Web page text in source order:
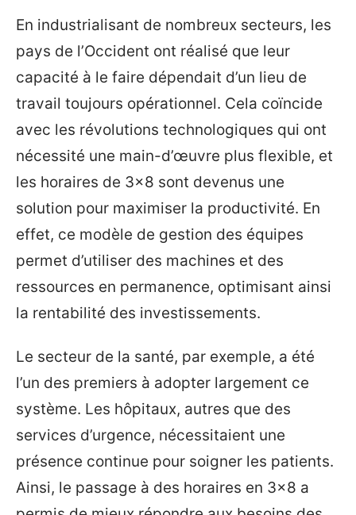
En industrialisant de nombreux secteurs, les
pays de l’Occident ont réalisé que leur
capacité à le faire dépendait d’un lieu de
travail toujours opérationnel. Cela coïncide
avec les révolutions technologiques qui ont
nécessité une main-d’œuvre plus flexible, et
les horaires de 3×8 sont devenus une
solution pour maximiser la productivité. En
effet, ce modèle de gestion des équipes
permet d’utiliser des machines et des
ressources en permanence, optimisant ainsi
la rentabilité des investissements.
Le secteur de la santé, par exemple, a été
l’un des premiers à adopter largement ce
système. Les hôpitaux, autres que des
services d’urgence, nécessitaient une
présence continue pour soigner les patients.
Ainsi, le passage à des horaires en 3×8 a